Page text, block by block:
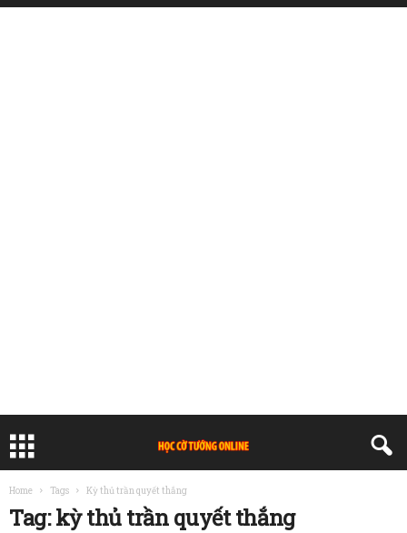
Home Tags Kỳ thủ trần quyết thắng
Tag: kỳ thủ trần quyết thắng